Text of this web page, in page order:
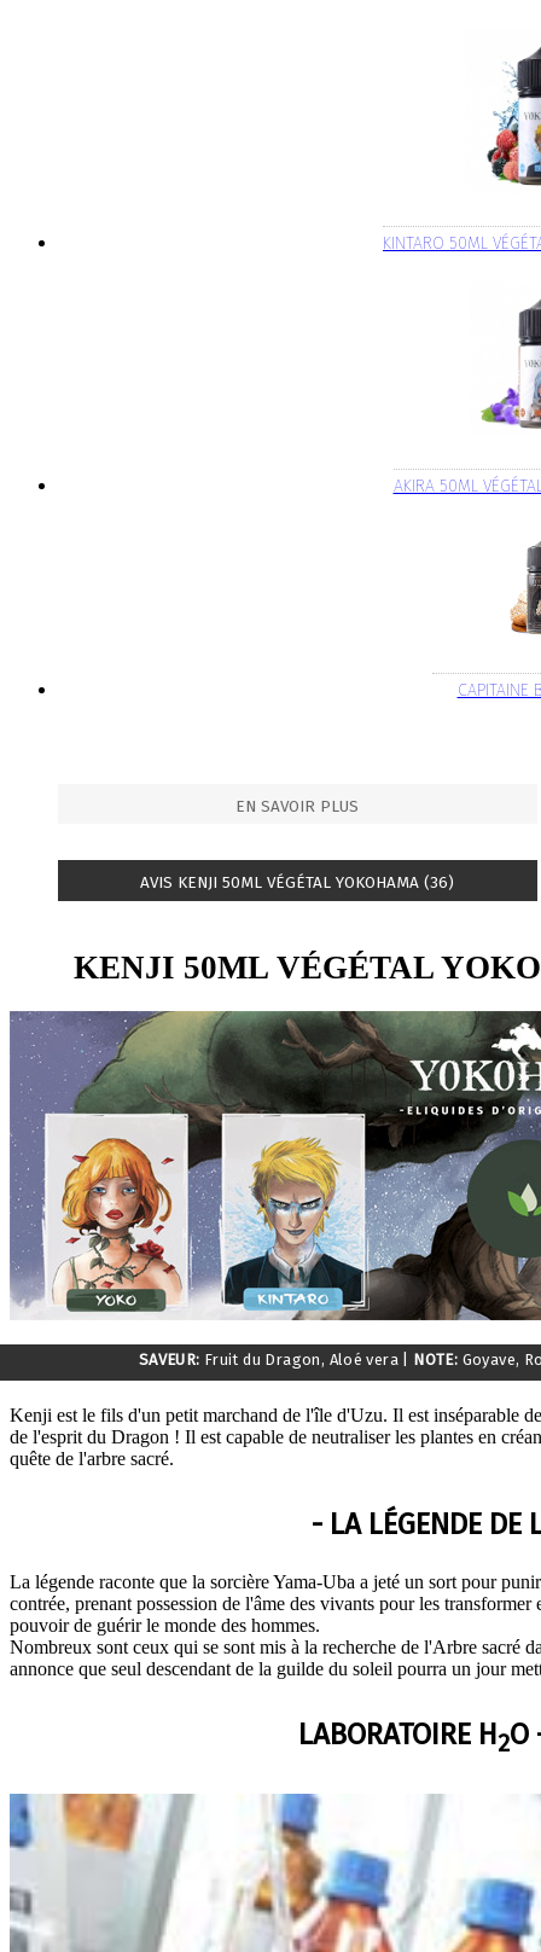
KINTARO 50ML
AKIRA 50ML
CAPITAINE
EN SAVOIR PLUS
AVIS KENJI 50ML VÉGÉTAL YOKOHAMA (36)
KENJI 50ML VÉGÉTAL
SAVEUR: Fruit du Dragon, Aloé vera NOTE: Goyave,
Kenji est le fils d'un petit marchand de l'île d'Uzu. Il est inséparable
de l'esprit du Dragon ! Il est capable de neutraliser les plantes en
quête de l'arbre sacré.
- LA LÉGENDE DE
La légende raconte que la sorcière Yama-Uba a jeté un sort pour
contrée, prenant possession de l'âme des vivants pour les
pouvoir de guérir le monde des hommes.
Nombreux sont ceux qui se sont mis à la recherche de l'Arbre sacré
annonce que seul descendant de la guilde du soleil pourra un jour
LABORATOIRE H 2O